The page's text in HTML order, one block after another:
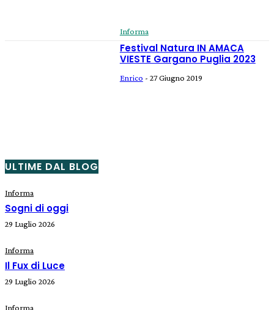
Informa
Festival Natura IN AMACA
VIESTE Gargano Puglia 2023
Enrico - 27 Giugno 2019
ULTIME DAL BLOG
Informa
Sogni di oggi
29 Luglio 2026
Informa
Il Fux di Luce
29 Luglio 2026
Informa